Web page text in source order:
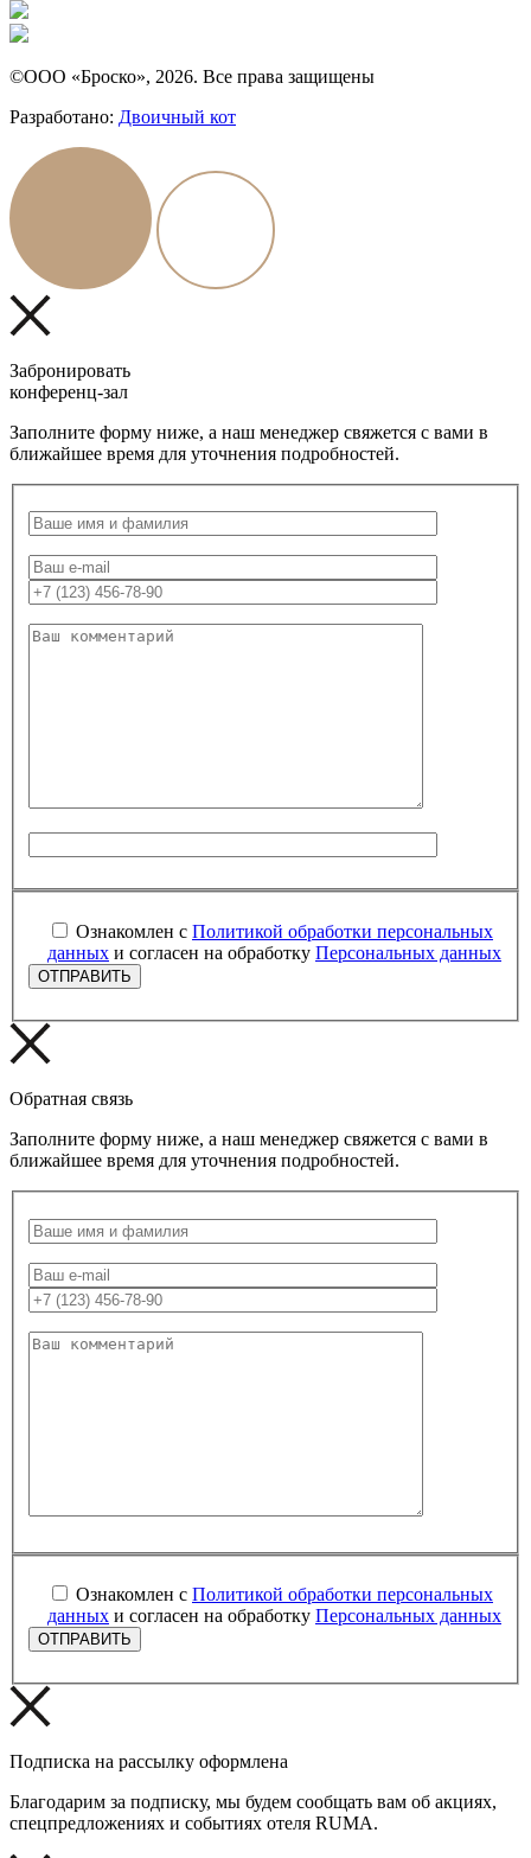
©ООО «Броско», 2026. Все права защищены
Разработано: Двоичный кот
Забронировать
конференц-зал
Заполните форму ниже, а наш менеджер свяжется с вами в
ближайшее время для уточнения подробностей.
Ознакомлен с Политикой обработки персональных
данных и согласен на обработку Персональных данных
Обратная связь
Заполните форму ниже, а наш менеджер свяжется с вами в
ближайшее время для уточнения подробностей.
Ознакомлен с Политикой обработки персональных
данных и согласен на обработку Персональных данных
Подписка на рассылку оформлена
Благодарим за подписку, мы будем сообщать вам об акциях,
спецпредложениях и событиях отеля RUMA.